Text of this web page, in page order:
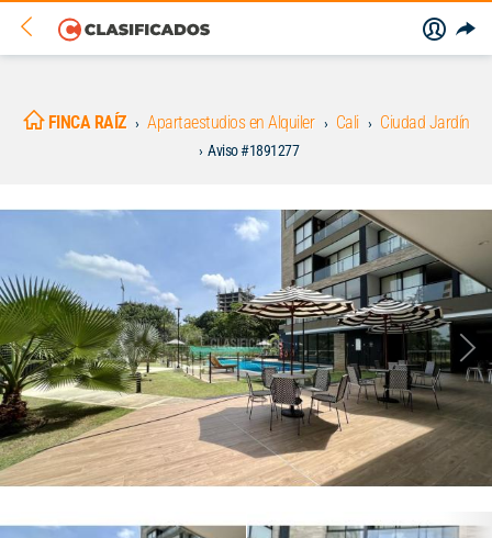
FINCA RAÍZ Apartaestudios en Alquiler Cali Ciudad Jardín
Aviso #1891277